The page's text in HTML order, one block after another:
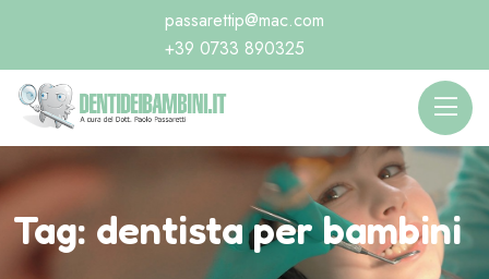
passarettip@mac.com
+39 0733 890325
Tag: dentista per bambini